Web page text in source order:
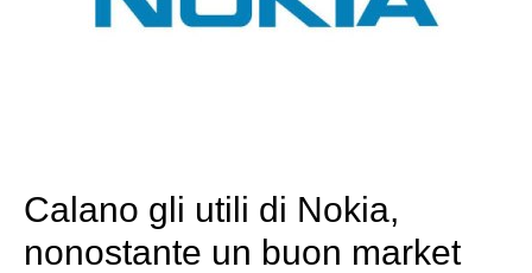
Calano gli utili di Nokia,
nonostante un buon market